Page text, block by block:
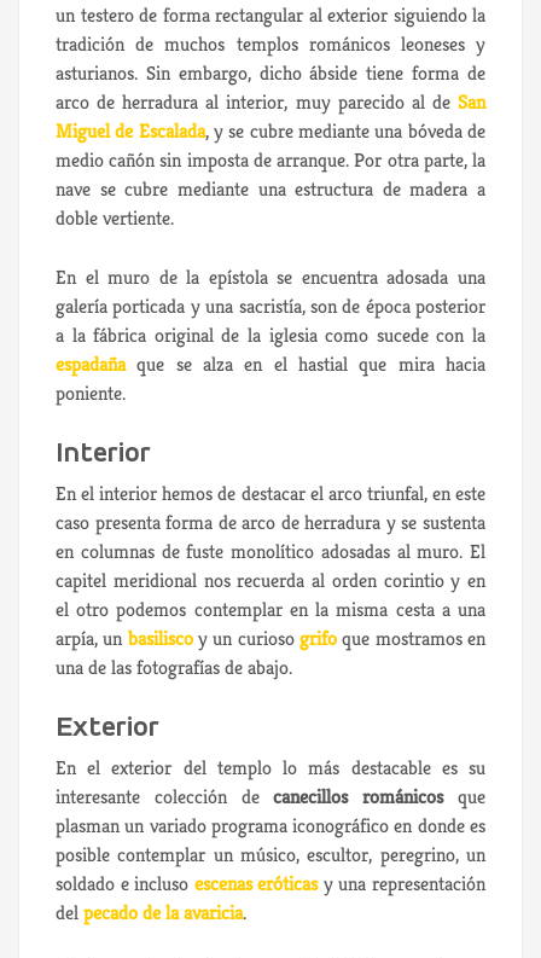
un testero de forma rectangular al exterior siguiendo la
tradición de muchos templos románicos leoneses y
asturianos. Sin embargo, dicho ábside tiene forma de
arco de herradura al interior, muy parecido al de San
Miguel de Escalada, y se cubre mediante una bóveda de
medio cañón sin imposta de arranque. Por otra parte, la
nave se cubre mediante una estructura de madera a
doble vertiente.
En el muro de la epístola se encuentra adosada una
galería porticada y una sacristía, son de época posterior
a la fábrica original de la iglesia como sucede con la
espadañaque se alza en el hastial que mira hacia
poniente.
Interior
En el interior hemos de destacar el arco triunfal, en este
caso presenta forma de arco de herradura y se sustenta
en columnas de fuste monolítico adosadas al muro. El
capitel meridional nos recuerda al orden corintio y en
el otro podemos contemplar en la misma cesta a una
arpía, un basiliscoy un curiosogrifoque mostramos en
una de las fotografías de abajo.
Exterior
En el exterior del templo lo más destacable es su
interesante colección decanecillos románicosque
plasman un variado programa iconográfico en donde es
posible contemplar un músico, escultor, peregrino, un
soldado e incluso escenas eróticasy una representación
delpecado de la avaricia.